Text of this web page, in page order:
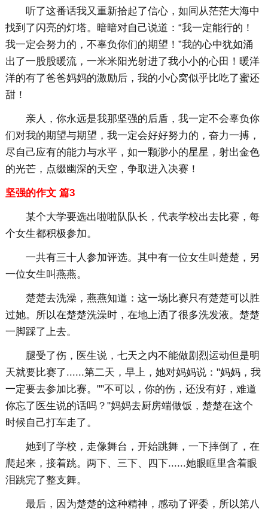
听了这番话我又重新拾起了信心，如同从茫茫大海中
找到了闪亮的灯塔。暗暗对自己说道：“我一定能行的！
我一定会努力的，不辜负你们的期望！”我的心中犹如涌
出了一股股暖流，一米米阳光射进了我小小的心田！暖洋
洋的有了爸爸妈妈的激励后，我的小心窝似乎比吃了蜜还
甜！
亲人，你永远是我那坚强的后盾，我一定不会辜负你
们对我的期望与期望，我一定会好好努力的，奋力一搏，
尽自己应有的能力与水平，如一颗渺小的星星，射出金色
的光芒，点缀幽深的天空，争取进入决赛！
坚强的作文 篇3
某个大学要选出啦啦队队长，代表学校出去比赛，每
个女生都积极参加。
一共有三十人参加评选。其中有一位女生叫楚楚，另
一位女生叫燕燕。
楚楚去洗澡，燕燕知道：这一场比赛只有楚楚可以胜
过她。所以在楚楚洗澡时，在地上洒了很多洗发液。楚楚
一脚踩了上去。
腿受了伤，医生说，七天之内不能做剧烈运动但是明
天就要比赛了......第二天，早上，她对妈妈说："妈妈，我
一定要去参加比赛。""不可以，你的伤，还没有好，难道
你忘了医生说的话吗？"妈妈去厨房端做饭，楚楚在这个
时候自己打车走了。
她到了学校，走像舞台，开始跳舞，一下摔倒了，在
爬起来，接着跳。两下、三下、四下......她眼眶里含着眼
泪跳完了整支舞。
最后，因为楚楚的这种精神，感动了评委，所以第八